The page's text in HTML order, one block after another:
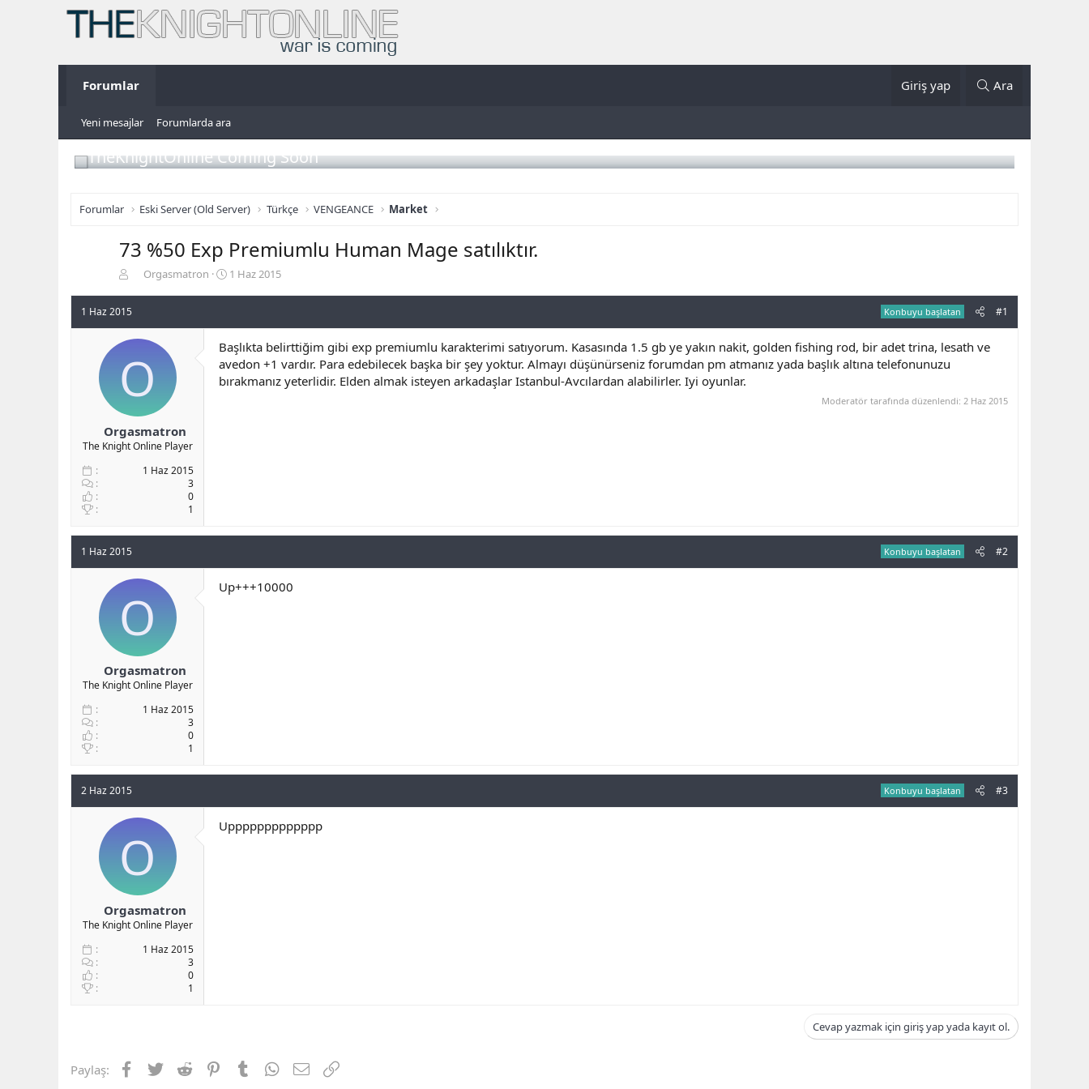
Forumlar Giriş yap Ara
Yeni mesajlar Forumlarda ara
TheKnightOnline Coming Soon
Forumlar Eski Server (Old Server) Türkçe VENGEANCE Market
73 %50 Exp Premiumlu Human Mage satılıktır.
b
u
u
a
l
a
t
Orgasmatron
B
a
n
g
ç
1 Haz 2015
1 Haz 2015 Konbuyu başlatan #1
O
Orgasmatron
The Knight Online Player
1 Haz 2015
3
0
1
Başlıkta belirttiğim gibi exp premiumlu karakterimi satıyorum. Kasasında 1.5 gb ye yakın nakit, golden fishing rod, bir adet trina, lesath ve
avedon +1 vardır. Para edebilecek başka bir şey yoktur. Almayı düşünürseniz forumdan pm atmanız yada başlık altına telefonunuzu
bırakmanız yeterlidir. Elden almak isteyen arkadaşlar Istanbul-Avcılardan alabilirler. Iyi oyunlar.
Moderatör tarafında düzenlendi: 2 Haz 2015
1 Haz 2015 Konbuyu başlatan #2
O
Orgasmatron
The Knight Online Player
1 Haz 2015
3
0
1
Up+++10000
2 Haz 2015 Konbuyu başlatan #3
O
Orgasmatron
The Knight Online Player
1 Haz 2015
3
0
1
Uppppppppppppp
Cevap yazmak için giriş yap yada kayıt ol.
Paylaş: Facebook
TwitterReddit PinterestTumblrWhatsApp
E-postaLink